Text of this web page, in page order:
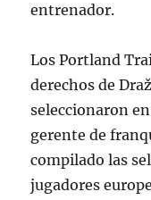
entrenador.
Los Portland
derechos de
seleccionaron
gerente de
compilado las
jugadores